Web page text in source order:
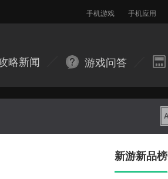
手机游戏 手机应用
略新闻 游戏问答
新游新品榜